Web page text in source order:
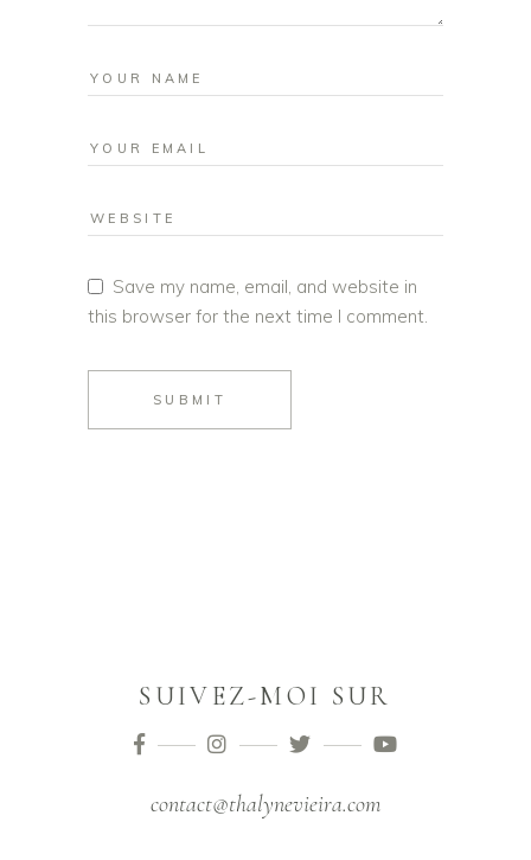
Save my name, email, and website in
this browser for the next time I comment.
SUBMIT
SUIVEZ-MOI SUR
contact@thalynevieira.com